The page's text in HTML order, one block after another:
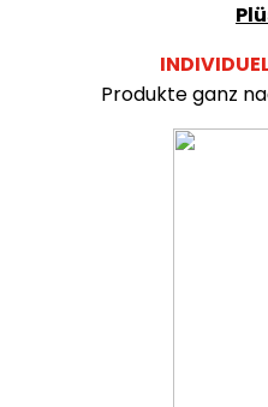
Produkte ganz